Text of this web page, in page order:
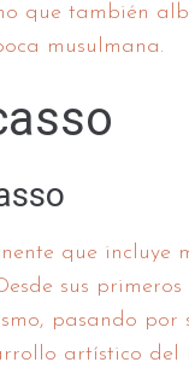
que también
musulmana.
que incluye
sus primeros
pasando por
artístico del